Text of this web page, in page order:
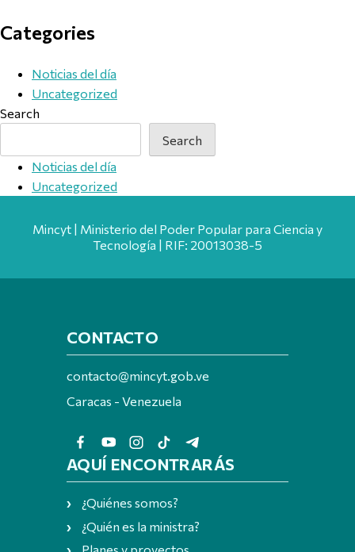
Categories
Noticias del día
Uncategorized
Search
Search
Noticias del día
Uncategorized
Mincyt | Ministerio del Poder Popular para Ciencia y
Tecnología | RIF: 20013038-5
CONTACTO
contacto@mincyt.gob.ve
Caracas - Venezuela
AQUÍ ENCONTRARÁS
¿Quiénes somos?
¿Quién es la ministra?